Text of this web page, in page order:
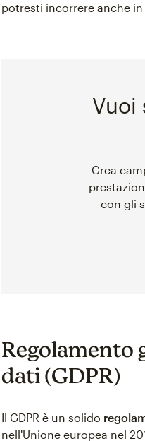
potresti incorrere anche
Vuoi
Crea
con gli
Regolamento
dati (GDPR)
Il GDPR è un solido
nell'Unione europea nel